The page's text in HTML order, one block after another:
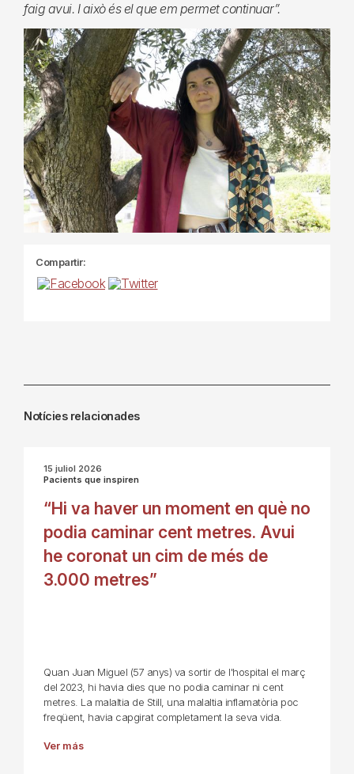
faig avui. I això és el que em permet continuar”.
Compartir:
Notícies relacionades
15 juliol 2026
Pacients que inspiren
“Hi va haver un moment en què no
podia caminar cent metres. Avui
he coronat un cim de més de
3.000 metres”
Quan Juan Miguel (57 anys) va sortir de l'hospital el març
del 2023, hi havia dies que no podia caminar ni cent
metres. La malaltia de Still, una malaltia inflamatòria poc
freqüent, havia capgirat completament la seva vida.
Ver más